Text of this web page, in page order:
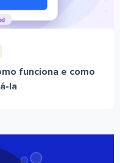
funciona e como
la